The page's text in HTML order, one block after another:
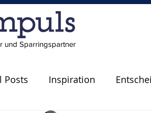
und Sparringspartner
Posts Inspiration